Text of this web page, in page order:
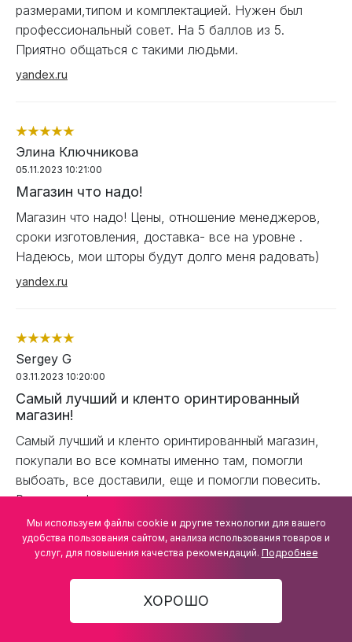
ВСЕ ОТЗЫВЫ →
размерами,типом и комплектацией. Нужен был
профессиональный совет. На 5 баллов из 5.
Приятно общаться с такими людьми.
yandex.ru
Элина Ключникова
05.11.2023 10:21:00
Магазин что надо!
Магазин что надо! Цены, отношение менеджеров,
сроки изготовления, доставка- все на уровне .
Надеюсь, мои шторы будут долго меня радовать)
yandex.ru
Sergey G
03.11.2023 10:20:00
Самый лучший и кленто оринтированный
магазин!
Самый лучший и кленто оринтированный магазин,
покупали во все комнаты именно там, помогли
выбоать, все доставили, еще и помогли повесить.
Различные формы оплаты и очень вежливые
консультанты. Будем покупать еще.
yandex.ru
Мы используем файлы cookie и другие технологии для вашего
удобства пользования сайтом, анализа использования товаров и
услуг, для повышения качества рекомендаций. Подробнее
ХОРОШО